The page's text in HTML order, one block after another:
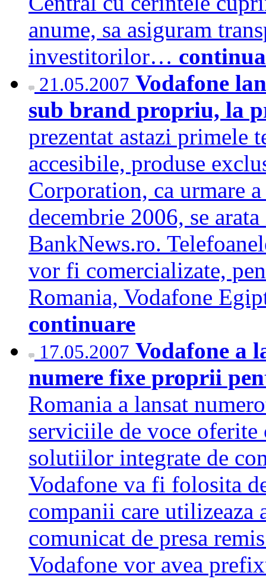
anume, sa asiguram
investitorilor…
21.05.2007 Vodafone
sub brand propriu, la
prezentat astazi primele
accesibile, produse
Corporation, ca urmare
decembrie 2006, se
BankNews.ro.
vor fi comercializate,
Romania, Vodafone
continuare
17.05.2007 Vodafone a
numere fixe proprii
Romania a lansat
serviciile de voce
solutiilor integrate de
Vodafone va fi folosita
companii care utilizeaza
comunicat de presa
Vodafone vor avea